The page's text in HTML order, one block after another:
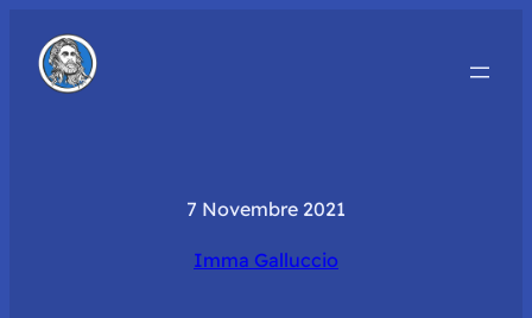
7 Novembre 2021
Imma Galluccio